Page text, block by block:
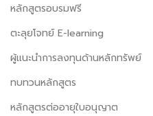
หลักสูตรอบรมฟรี
ตะลุยโจทย์ E-learning
ผู้แนะนำการลงทุนด้านหลักทรัพย์
ทบทวนหลักสูตร
หลักสูตรต่ออายุใบอนุญาต